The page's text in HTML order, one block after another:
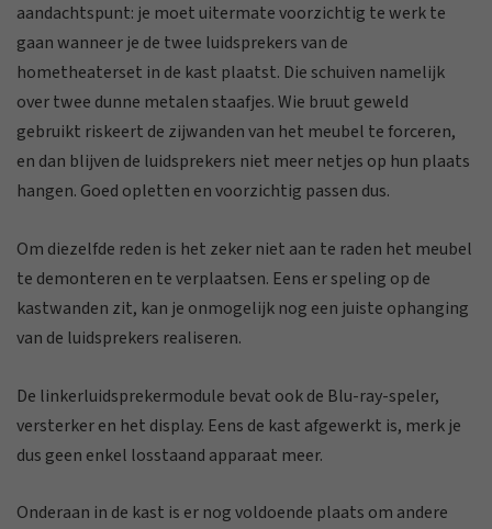
aandachtspunt: je moet uitermate voorzichtig te werk te
gaan wanneer je de twee luidsprekers van de
hometheaterset in de kast plaatst. Die schuiven namelijk
over twee dunne metalen staafjes. Wie bruut geweld
gebruikt riskeert de zijwanden van het meubel te forceren,
en dan blijven de luidsprekers niet meer netjes op hun plaats
hangen. Goed opletten en voorzichtig passen dus.
Om diezelfde reden is het zeker niet aan te raden het meubel
te demonteren en te verplaatsen. Eens er speling op de
kastwanden zit, kan je onmogelijk nog een juiste ophanging
van de luidsprekers realiseren.
De linkerluidsprekermodule bevat ook de Blu-ray-speler,
versterker en het display. Eens de kast afgewerkt is, merk je
dus geen enkel losstaand apparaat meer.
Onderaan in de kast is er nog voldoende plaats om andere